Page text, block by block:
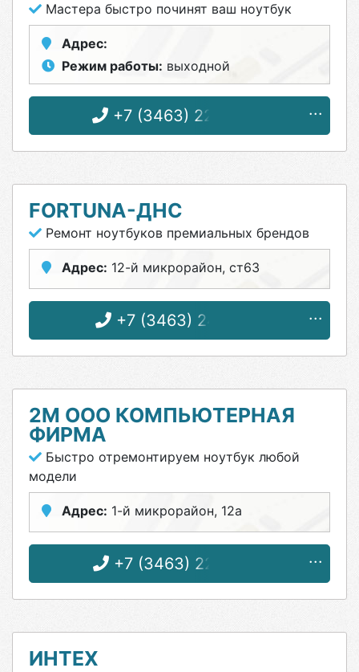
Мастера быстро починят ваш ноутбук
Адрес:
Режим работы: выходной
+7 (3463) 22-47-03
FORTUNA-ДНС
Ремонт ноутбуков премиальных брендов
Адрес: 12-й микрорайон, ст63
+7 (3463) 24-57-11
2М ООО КОМПЬЮТЕРНАЯ
ФИРМА
Быстро отремонтируем ноутбук любой
модели
Адрес: 1-й микрорайон, 12а
+7 (3463) 22-25-50
ИНТЕХ